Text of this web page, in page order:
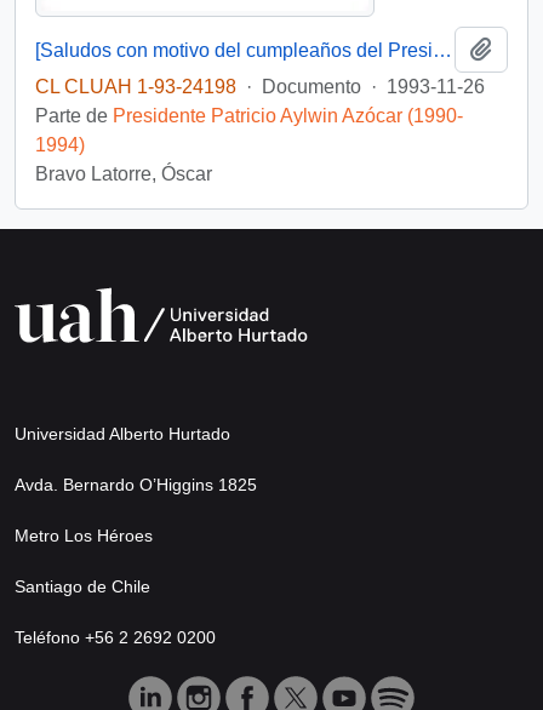
[Saludos con motivo del cumpleaños del Presidente]
CL CLUAH 1-93-24198 · Documento · 1993-11-26
Parte de Presidente Patricio Aylwin Azócar (1990-
1994)
Bravo Latorre, Óscar
Universidad Alberto Hurtado
Avda. Bernardo O’Higgins 1825
Metro Los Héroes
Santiago de Chile
Teléfono +56 2 2692 0200